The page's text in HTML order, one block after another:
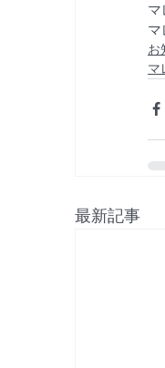
マ
マ
お
マ
最新記事